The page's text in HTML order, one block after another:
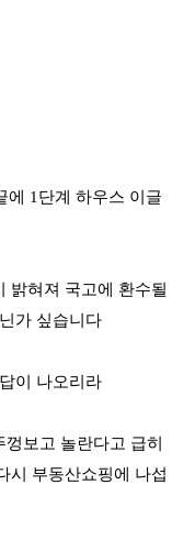
에 1 단계 하우스 이글
밝혀져 국고에 환수될
가 싶습니다
이 나오리라
보고 놀란다고 급히
시 부동산쇼핑에 나섭